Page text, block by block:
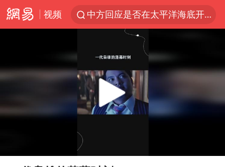
视频
中方回应是否在太平洋海底开采稀土
宇树科技发行价格150.80元/股
吉林一“温度计大楼”读数爆表
台风白海豚影响中国已成定局
我国编制完成新版全月地质图
Play